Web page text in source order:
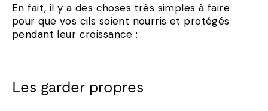
En fait, il y a des choses très simples à faire
pour que vos cils soient nourris et protégés
pendant leur croissance :
Les garder propres